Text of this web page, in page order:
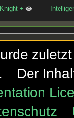
+
Der